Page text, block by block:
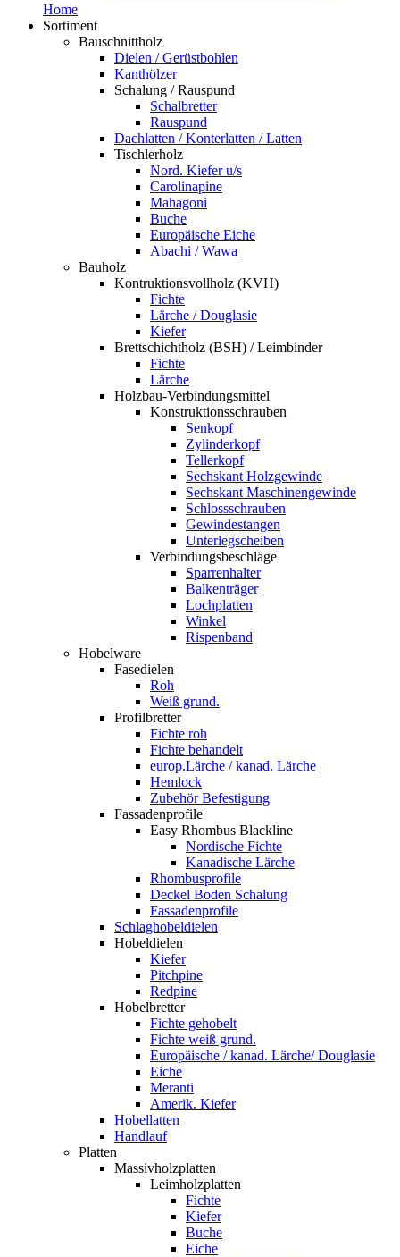
Home
Sortiment
Bauschnittholz
Dielen / Gerüstbohlen
Kanthölzer
Schalung / Rauspund
Schalbretter
Rauspund
Dachlatten / Konterlatten / Latten
Tischlerholz
Nord. Kiefer u/s
Carolinapine
Mahagoni
Buche
Europäische Eiche
Abachi / Wawa
Bauholz
Kontruktionsvollholz (KVH)
Fichte
Lärche / Douglasie
Kiefer
Brettschichtholz (BSH) / Leimbinder
Fichte
Lärche
Holzbau-Verbindungsmittel
Konstruktionsschrauben
Senkopf
Zylinderkopf
Tellerkopf
Sechskant Holzgewinde
Sechskant Maschinengewinde
Schlossschrauben
Gewindestangen
Unterlegscheiben
Verbindungsbeschläge
Sparrenhalter
Balkenträger
Lochplatten
Winkel
Rispenband
Hobelware
Fasedielen
Roh
Weiß grund.
Profilbretter
Fichte roh
Fichte behandelt
europ.Lärche / kanad. Lärche
Hemlock
Zubehör Befestigung
Fassadenprofile
Easy Rhombus Blackline
Nordische Fichte
Kanadische Lärche
Rhombusprofile
Deckel Boden Schalung
Fassadenprofile
Schlaghobeldielen
Hobeldielen
Kiefer
Pitchpine
Redpine
Hobelbretter
Fichte gehobelt
Fichte weiß grund.
Europäische / kanad. Lärche/ Douglasie
Eiche
Meranti
Amerik. Kiefer
Hobellatten
Handlauf
Platten
Massivholzplatten
Leimholzplatten
Fichte
Kiefer
Buche
Eiche